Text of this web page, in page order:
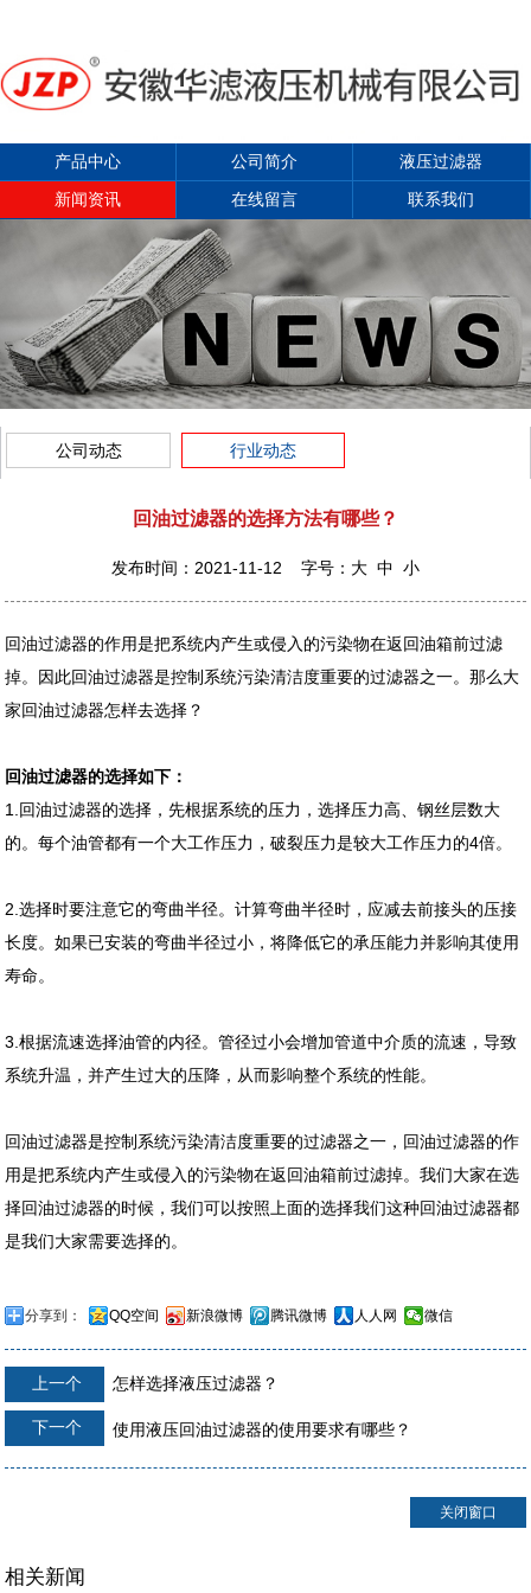
产品中心 公司简介
液压过滤器
新闻资讯
在线留言 联系我们
公司动态 行业动态
回油过滤器的选择方法有哪些？
发布时间：2021-11-12 字号： 大 中 小
回油过滤器的作用是把系统内产生或侵入的污染物在返回油箱前过滤
掉。因此回油过滤器是控制系统污染清洁度重要的过滤器之一。那么大
家回油过滤器怎样去选择？
回油过滤器的选择如下：
1.回油过滤器的选择，先根据系统的压力，选择压力高、钢丝层数大
的。每个油管都有一个大工作压力，破裂压力是较大工作压力的4倍。
2.选择时要注意它的弯曲半径。计算弯曲半径时，应减去前接头的压接
长度。如果已安装的弯曲半径过小，将降低它的承压能力并影响其使用
寿命。
3.根据流速选择油管的内径。管径过小会增加管道中介质的流速，导致
系统升温，并产生过大的压降，从而影响整个系统的性能。
回油过滤器是控制系统污染清洁度重要的过滤器之一，回油过滤器的作
用是把系统内产生或侵入的污染物在返回油箱前过滤掉。我们大家在选
择回油过滤器的时候，我们可以按照上面的选择我们这种回油过滤器都
是我们大家需要选择的。
分享到： QQ空间 新浪微博 腾讯微博 人人网 微信
上一个 怎样选择液压过滤器？
下一个 使用液压回油过滤器的使用要求有哪些？
关闭窗口
相关新闻